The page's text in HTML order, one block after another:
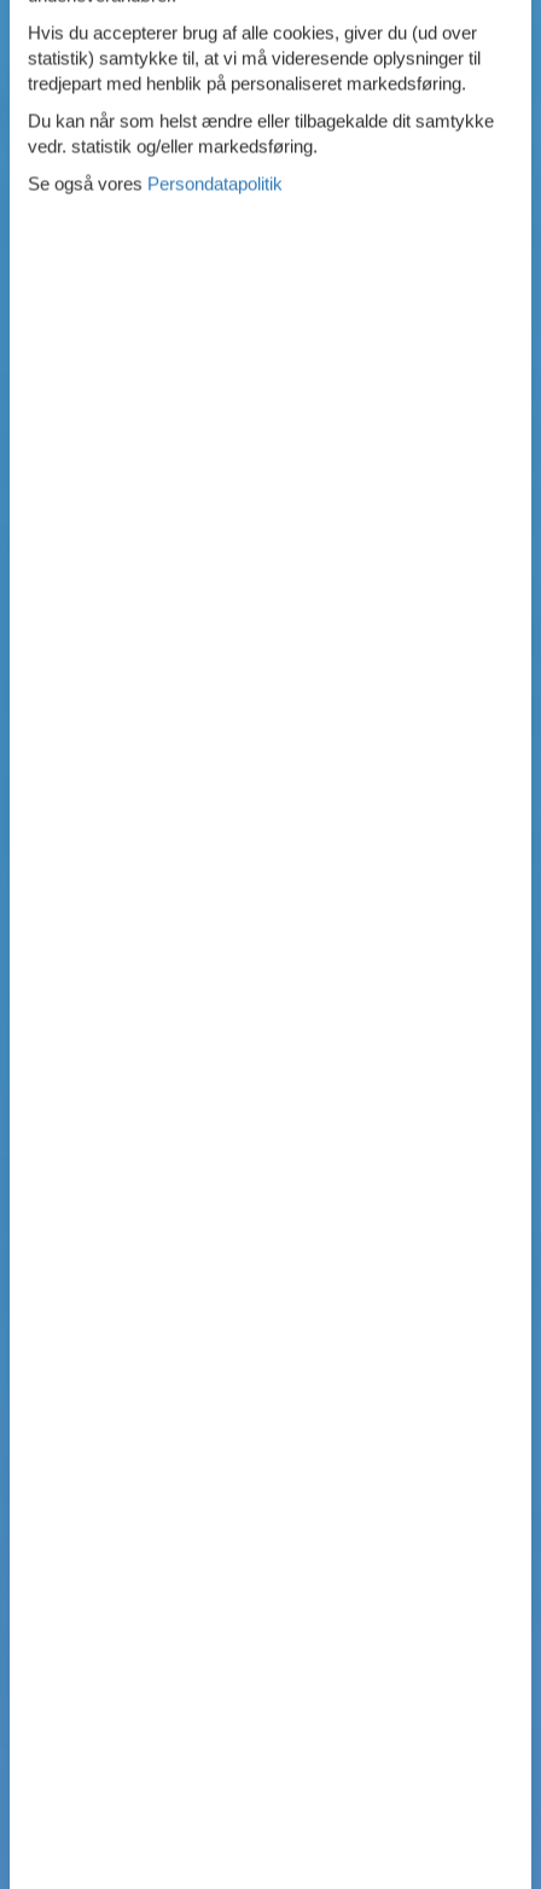
Hvis du accepterer brug af alle cookies, giver du (ud over
statistik) samtykke til, at vi må videresende oplysninger til
tredjepart med henblik på personaliseret markedsføring.
Du kan når som helst ændre eller tilbagekalde dit samtykke
vedr. statistik og/eller markedsføring.
Se også vores Persondatapolitik